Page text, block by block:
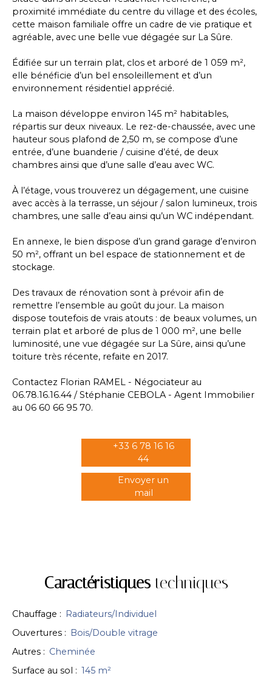
proximité immédiate du centre du village et des écoles,
cette maison familiale offre un cadre de vie pratique et
agréable, avec une belle vue dégagée sur La Sûre.
Édifiée sur un terrain plat, clos et arboré de 1 059 m²,
elle bénéficie d’un bel ensoleillement et d’un
environnement résidentiel apprécié.
La maison développe environ 145 m² habitables,
répartis sur deux niveaux. Le rez-de-chaussée, avec une
hauteur sous plafond de 2,50 m, se compose d’une
entrée, d’une buanderie / cuisine d’été, de deux
chambres ainsi que d’une salle d’eau avec WC.
À l’étage, vous trouverez un dégagement, une cuisine
avec accès à la terrasse, un séjour / salon lumineux, trois
chambres, une salle d’eau ainsi qu’un WC indépendant.
En annexe, le bien dispose d’un grand garage d’environ
50 m², offrant un bel espace de stationnement et de
stockage.
Des travaux de rénovation sont à prévoir afin de
remettre l’ensemble au goût du jour. La maison
dispose toutefois de vrais atouts : de beaux volumes, un
terrain plat et arboré de plus de 1 000 m², une belle
luminosité, une vue dégagée sur La Sûre, ainsi qu’une
toiture très récente, refaite en 2017.
Contactez Florian RAMEL - Négociateur au
06.78.16.16.44 / Stéphanie CEBOLA - Agent Immobilier
au 06 60 66 95 70.
+33 6 78 16 16
44
Envoyer un
mail
Caractéristiquestechniques
Chauffage : Radiateurs/Individuel
Ouvertures : Bois/Double vitrage
Autres : Cheminée
Surface au sol : 145 m²